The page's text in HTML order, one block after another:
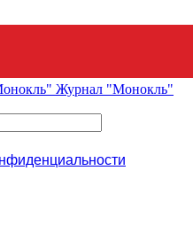
Журнал "Монокль"